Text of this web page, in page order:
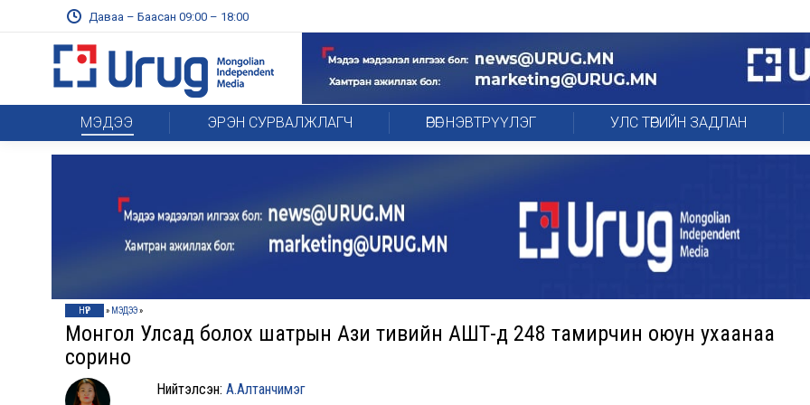
Даваа – Баасан 09:00 – 18:00
МЭДЭЭ ЭРЭН СУРВАЛЖЛАГЧ ӨРӨГ НЭВТРҮҮЛЭГ УЛС ТӨРИЙН ЗАДЛАН
НҮҮР » МЭДЭЭ»
Монгол Улсад болох шатрын Ази тивийн АШТ-д 248 тамирчин оюун ухаанаа
сорино
Нийтэлсэн:А.Алтанчимэг